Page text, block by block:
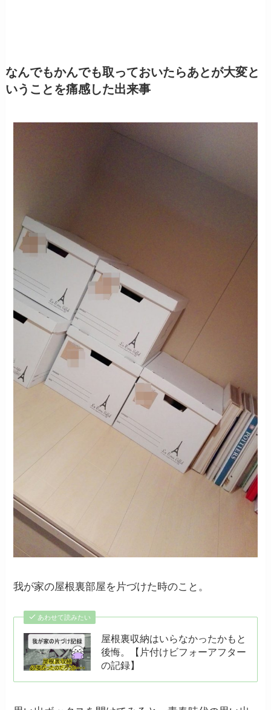
なんでもかんでも取っておいたらあとが大変と
いうことを痛感した出来事
我が家の屋根裏部屋を片づけた時のこと。
あわせて読みたい
屋根裏収納はいらなかったかもと
後悔。【片付けビフォーアフター
の記録】